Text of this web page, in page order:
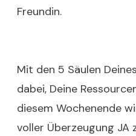
Freundin.
Mit den 5 Säulen
dabei, Deine
diesem Wochenende
voller Überzeugung JA